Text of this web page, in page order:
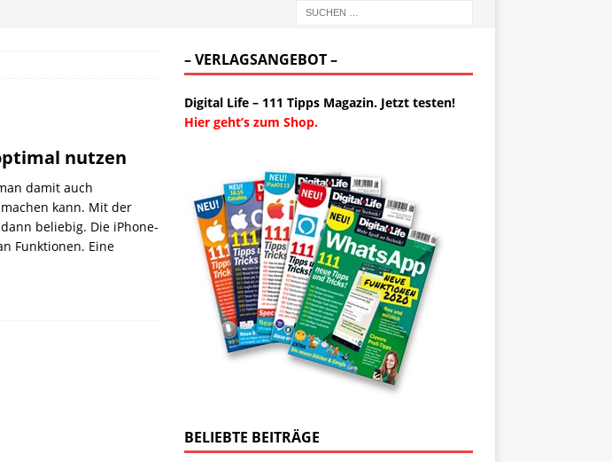
nutzen
damit auch
kann. Mit der
beliebig. Die iPhone-
Funktionen. Eine
– VERLAGSANGEBOT –
Digital Life – 111 Tipps Magazin. Jetzt testen!
Hier geht’s zum Shop.
BELIEBTE BEITRÄGE